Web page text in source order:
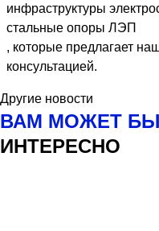
инфраструктуры
стальные опоры ЛЭП
, которые предлагает
консультацией.
Другие новости
ВАМ МОЖЕТ
ИНТЕРЕСНО